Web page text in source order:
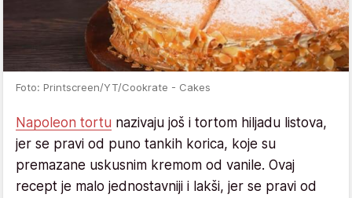
Foto: Printscreen/YT/Cookrate - Cakes
Napoleon tortu nazivaju još i tortom hiljadu listova,
jer se pravi od puno tankih korica, koje su
premazane uskusnim kremom od vanile. Ovaj
recept je malo jednostavniji i lakši, jer se pravi od